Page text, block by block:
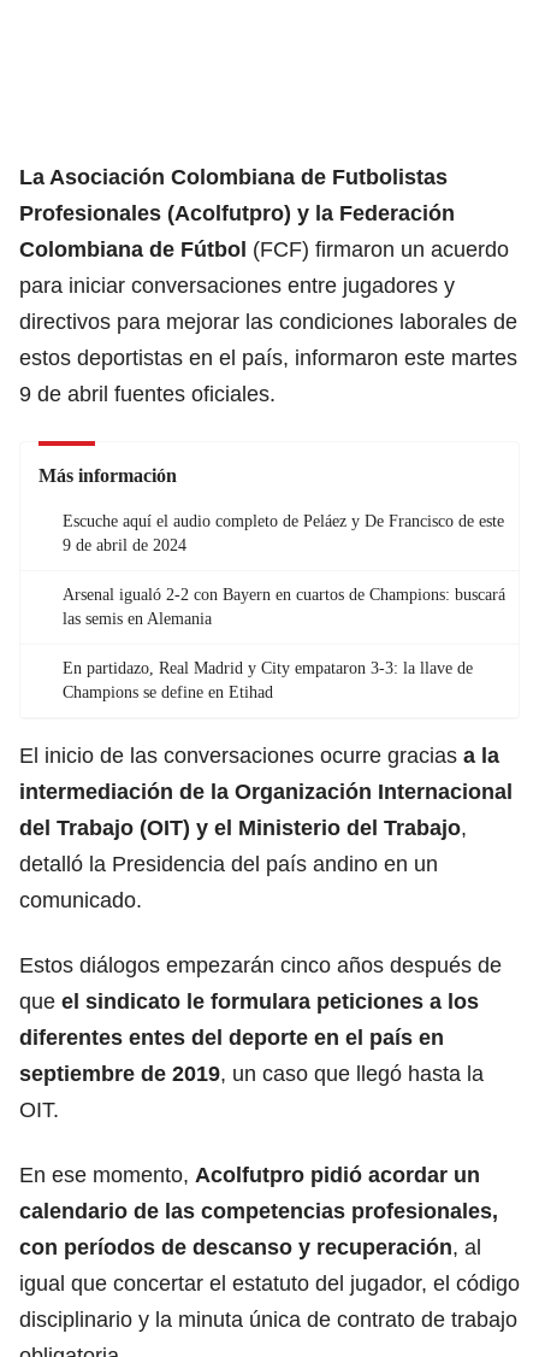
La Asociación Colombiana de Futbolistas
Profesionales (Acolfutpro) y la Federación
Colombiana de Fútbol (FCF) firmaron un acuerdo
para iniciar conversaciones entre jugadores y
directivos para mejorar las condiciones laborales de
estos deportistas en el país, informaron este martes
9 de abril fuentes oficiales.
Más información
Escuche aquí el audio completo de Peláez y De Francisco de este
9 de abril de 2024
Arsenal igualó 2-2 con Bayern en cuartos de Champions: buscará
las semis en Alemania
En partidazo, Real Madrid y City empataron 3-3: la llave de
Champions se define en Etihad
El inicio de las conversaciones ocurre gracias a la
intermediación de la Organización Internacional
del Trabajo (OIT) y el Ministerio del Trabajo,
detalló la Presidencia del país andino en un
comunicado.
Estos diálogos empezarán cinco años después de
que el sindicato le formulara peticiones a los
diferentes entes del deporte en el país en
septiembre de 2019, un caso que llegó hasta la
OIT.
En ese momento, Acolfutpro pidió acordar un
calendario de las competencias profesionales,
con períodos de descanso y recuperación, al
igual que concertar el estatuto del jugador, el código
disciplinario y la minuta única de contrato de trabajo